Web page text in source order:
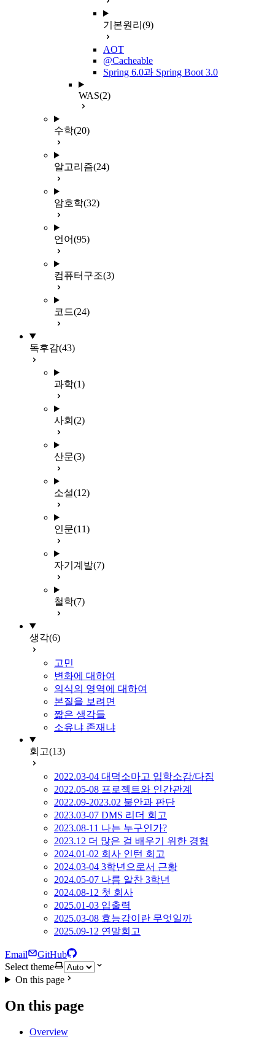
기본원리 (9)
AOT
@Cacheable
Spring 6.0과 Spring Boot 3.0
WAS(2)
수학(20)
알고리즘(24)
암호학(32)
언어(95)
컴퓨터구조(3)
코드(24)
독후감(43)
과학(1)
사회 (2)
산문(3)
소설(12)
인문(11)
자기계발(7)
철학(7)
생각(6)
고민
변화에 대하여
의식의 영역에 대하여
본질을 보려면
짧은 생각들
소유냐 존재냐
회고(13)
2022.03-04 대덕소마고 입학소감/다짐
2022.05-08 프로젝트와 인간관계
2022.09-2023.02 불안과 판단
2023.03-07 DMS 리더 회고
2023.08-11 나는 누구인가?
2023.12 더 많은 걸 배우기 위한 경험
2024.01-02 회사 인턴 회고
2024.03-04 3학년으로서 근황
2024.05-07 나름 알찬 3학년
2024.08-12 첫 회사
2025.01-03 입출력
2025.03-08 효능감이란 무엇일까
2025.09-12 연말회고
Email
GitHub
Select theme
On this page
On this page
Overview